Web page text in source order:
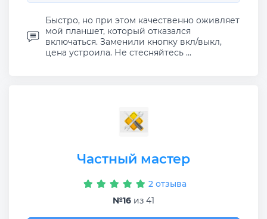
Быстро, но при этом качественно оживляет
мой планшет, который отказался
включаться. Заменили кнопку вкл/выкл,
цена устроила. Не стесняйтесь ...
Частный мастер
2 отзыва
№16 из 41